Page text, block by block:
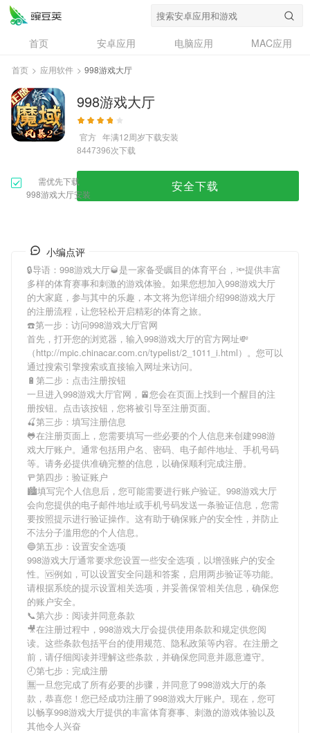
首页 安卓应用 电脑应用
MAC应用
资讯
专题
问答
首页 > 应用软件 > 998游戏大厅
998游戏大厅
官方 年满12周岁下载安装
8447396次下载
需优先下载
998游戏大厅安装
安全下载
小编点评
🔒导语： 998游戏大厅🥃是一家备受瞩目的体育平台，🔦提供丰富
多样的体育赛事和刺激的游戏体验。如果您想加入998游戏大厅
的大家庭，参与其中的乐趣，本文将为您详细介绍998游戏大厅
的注册流程，让您轻松开启精彩的体育之旅。
☎️第一步：访问998游戏大厅官网
首先，打开您的浏览器，输入998游戏大厅的官方网址💸
（http://mpic.chinacar.com.cn/typelist/2_1011_i.html）。您可以
通过搜索引擎搜索或直接输入网址来访问。
🔋第二步：点击注册按钮
一旦进入998游戏大厅官网，🚈您会在页面上找到一个醒目的注
册按钮。点击该按钮，您将被引导至注册页面。
🍒第三步：填写注册信息
🐸在注册页面上，您需要填写一些必要的个人信息来创建998游
戏大厅账户。通常包括用户名、密码、电子邮件地址、手机号码
等。请务必提供准确完整的信息，以确保顺利完成注册。
🚥第四步：验证账户
🏙填写完个人信息后，您可能需要进行账户验证。 998游戏大厅
会向您提供的电子邮件地址或手机号码发送一条验证信息，您需
要按照提示进行验证操作。这有助于确保账户的安全性，并防止
不法分子滥用您的个人信息。
🔵第五步：设置安全选项
998游戏大厅通常要求您设置一些安全选项，以增强账户的安全
性。🆚例如，可以设置安全问题和答案，启用两步验证等功能。
请根据系统的提示设置相关选项，并妥善保管相关信息，确保您
的账户安全。
📞第六步：阅读并同意条款
🎥在注册过程中， 998游戏大厅会提供使用条款和规定供您阅
读。这些条款包括平台的使用规范、隐私政策等内容。在注册之
前，请仔细阅读并理解这些条款，并确保您同意并愿意遵守。
🕘第七步：完成注册
🈚一旦您完成了所有必要的步骤，并同意了998游戏大厅的条
款，恭喜您！您已经成功注册了998游戏大厅账户。现在，您可
以畅享998游戏大厅提供的丰富体育赛事、刺激的游戏体验以及
其他令人兴奋